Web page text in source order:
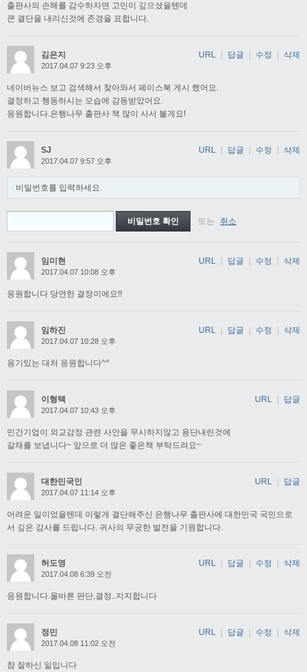
출판사의 손해를 감수하자면 고민이 깊으셨을텐데
큰 결단을 내리신것에 존경을 표합니다.
김은지
2017.04.07 9:23 오후
네이버뉴스 보고 검색해서 찾아와서 페이스북 게시 했어요.
결정하고 행동하시는 모습에 감동받았어요.
응원합니다.은행나무 출판사 책 많이 사서 볼게요!
URL 답글 수정 삭제
SJ
2017.04.07 9:57 오후
비밀번호를 입력하세요.
또는 취소
URL 답글 수정 삭제
임미현
2017.04.07 10:08 오후
응원합니다 당연한 결정이에요!!
URL 답글 수정 삭제
임하진
2017.04.07 10:28 오후
용기있는 대처 응원합니다^^
URL 답글 수정 삭제
이형택
2017.04.07 10:43 오후
민간기업이 외교감정 관련 사안을 무시하지않고 용단내린것에
갈채를 보냅니다~ 앞으로 더 많은 좋은책 부탁드려요~
URL | 답글
대한민국인
2017.04.07 11:14 오후
어려운 일이었을텐데 이렇게 결단해주신 은행나무 출판사에 대한민국 국민으로
서 깊은 감사를 드립니다. 귀사의 무궁한 발전을 기원합니다.
URL | 답글
허도영
2017.04.08 6:39 오전
응원합니다.올바른 판단,결정..지지합니다
URL 답글 수정 삭제
정민
2017.04.08 11:02 오전
참 잘하신 일입니다
URL 답글 수정 삭제